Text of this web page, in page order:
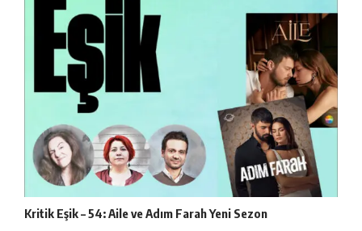
Kritik Eşik – 54: Aile ve Adım Farah Yeni Sezon